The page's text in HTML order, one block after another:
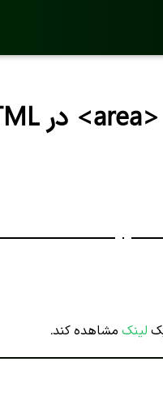
لینکمشاهده کند.